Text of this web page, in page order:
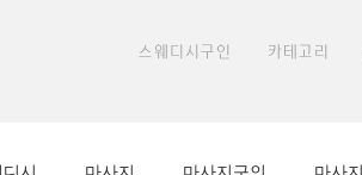
스웨디시구인 카테고리
시 마사지 마사지구인 마사